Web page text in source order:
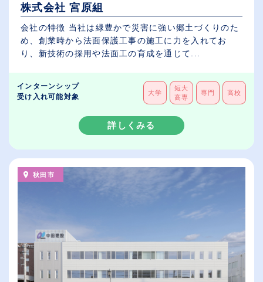
株式会社 宮原組
会社の特徴 当社は緑豊かで災害に強い郷土づくりのた
め、創業時から法面保護工事の施工に力を入れてお
り、新技術の採用や法面工の育成を通じて...
インターンシップ
受け入れ可能対象
大学
短大
高専
専門 高校
詳しくみる
秋田市